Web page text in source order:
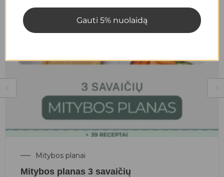
Mitybos planai
Mitybos planas 3 savaičių
Gauti 5% nuolaidą